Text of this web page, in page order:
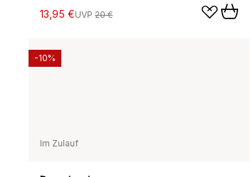
13,95 €UVP 20 €
Im Zulauf
-10%